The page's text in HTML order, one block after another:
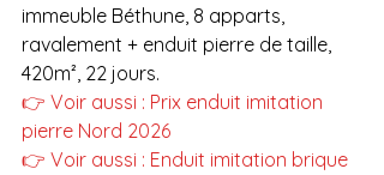
immeuble Béthune, 8 apparts,
ravalement + enduit pierre de taille,
420m², 22 jours.
👉 Voir aussi : Prix enduit imitation
pierre Nord 2026
👉 Voir aussi : Enduit imitation brique